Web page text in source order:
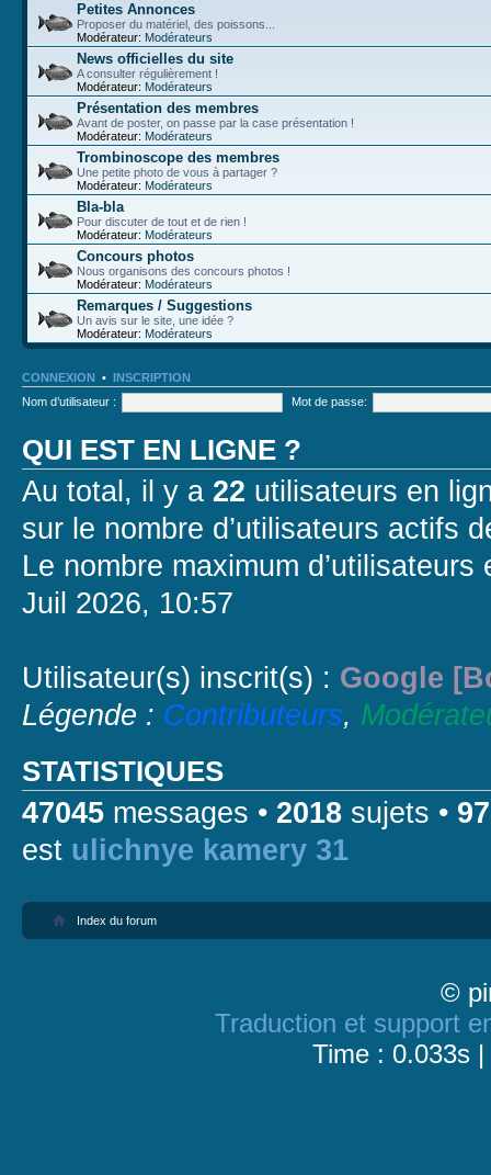
Petites Annonces
Proposer du matériel, des poissons...
Modérateur: Modérateurs
News officielles du site
A consulter régulièrement !
Modérateur: Modérateurs
Présentation des membres
Avant de poster, on passe par la case présentation !
Modérateur: Modérateurs
Trombinoscope des membres
Une petite photo de vous à partager ?
Modérateur: Modérateurs
Bla-bla
Pour discuter de tout et de rien !
Modérateur: Modérateurs
Concours photos
Nous organisons des concours photos !
Modérateur: Modérateurs
Remarques / Suggestions
Un avis sur le site, une idée ?
Modérateur: Modérateurs
CONNEXION • INSCRIPTION
Nom d’utilisateur :
Mot de passe:
QUI EST EN LIGNE ?
Au total, il y a 22 utilisateurs en
sur le nombre d’utilisateurs actifs
Le nombre maximum
Juil 2026, 10:57
Utilisateur(s) inscrit(s) : Google
Légende : Contributeurs,
STATISTIQUES
47045 messages • 2018 sujets •
est ulichnye kamery 31
Index du forum
©
Traduction et support
Time : 0.033s